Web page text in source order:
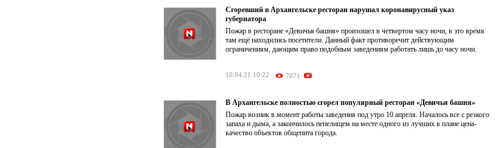
Сгоревший в Архангельске ресторан нарушал коронавирусный указ
губернатора
Пожар в ресторане «Девичья башня» произошел в четвертом часу ночи, в это время
там ещё находились посетители. Данный факт противоречит действующим
ограничениям, дающим право подобным заведениям работать лишь до часу ночи.
10.04.21 10:22 7071
В Архангельске полностью сгорел популярный ресторан «Девичья башня»
Пожар возник в момент работы заведения под утро 10 апреля. Началось все с резкого
запаха и дыма, а закончилось пепелищем на месте одного из лучших в плане цена-
качество объектов общепита города.